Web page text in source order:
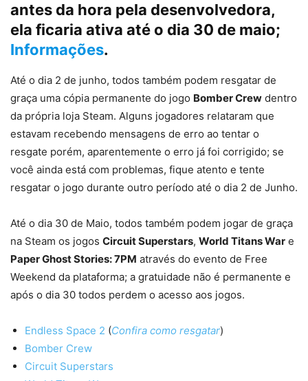
antes da hora pela desenvolvedora,
ela ficaria ativa até o dia 30 de maio;
Informações.
Até o dia 2 de junho, todos também podem resgatar de
graça uma cópia permanente do jogo Bomber Crew dentro
da própria loja Steam. Alguns jogadores relataram que
estavam recebendo mensagens de erro ao tentar o
resgate porém, aparentemente o erro já foi corrigido; se
você ainda está com problemas, fique atento e tente
resgatar o jogo durante outro período até o dia 2 de Junho.
Até o dia 30 de Maio, todos também podem jogar de graça
na Steam os jogos Circuit Superstars, World Titans War e
Paper Ghost Stories: 7PM através do evento de Free
Weekend da plataforma; a gratuidade não é permanente e
após o dia 30 todos perdem o acesso aos jogos.
Endless Space 2 (Confira como resgatar)
Bomber Crew
Circuit Superstars